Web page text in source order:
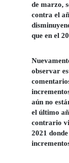
de marzo,
contra el
que en el
observar
aún no
el último
contrario
2021